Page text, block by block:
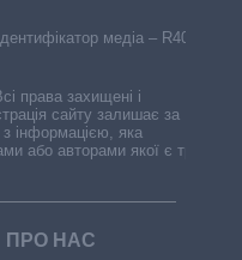
медіа – R40-
права захищені і
сайту залишає за
інформацією, яка
або авторами якої є треті
ПРО НАС